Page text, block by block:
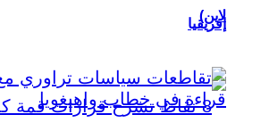
لاين)
إفريقيا